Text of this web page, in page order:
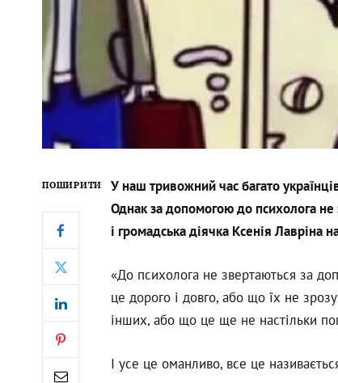
ПОШИРИТИ
У наш тривожний час багато
Однак за допомогою до психолога не
і громадська діячка Ксенія Лавріна
«До психолога не звертаються за
це дорого і довго, або що їх не
інших, або що це ще не настільки
І усе це оманливо, все це